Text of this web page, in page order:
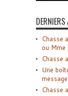
Chasse
ou Mme
Chasse
Une
Chasse